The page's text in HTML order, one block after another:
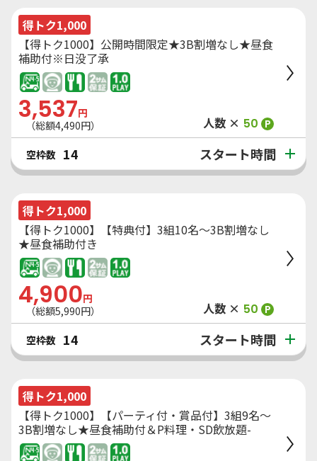
得トク1,000
【得トク1000】公開時間限定★3B割増なし★昼食
補助付※日没了承
3,537円
（総額4,490円） 人数 × 50 P
空枠数 14 スタート時間
得トク1,000
【得トク1000】【特典付】3組10名～3B割増なし
★昼食補助付き
4,900円
（総額5,990円） 人数 × 50 P
空枠数 14 スタート時間
得トク1,000
【得トク1000】【パーティ付・賞品付】3組9名～
3B割増なし★昼食補助付＆P料理・SD飲放題-